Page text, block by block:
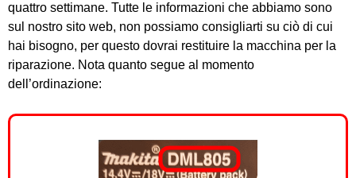
quattro settimane. Tutte le informazioni che abbiamo sono
sul nostro sito web, non possiamo consigliarti su ciò di cui
hai bisogno, per questo dovrai restituire la macchina per la
riparazione. Nota quanto segue al momento
dell’ordinazione: